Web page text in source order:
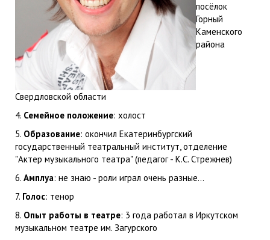
посёлок
Горный
Каменского
района
Свердловской области
4. Семейное положение: холост
5. Образование: окончил Екатеринбургский
государственный театральный институт, отделение
"Актер музыкального театра" (педагог - К.С. Стрежнев)
6. Амплуа: не знаю - роли играл очень разные...
7. Голос: тенор
8. Опыт работы в театре: 3 года работал в Иркутском
музыкальном театре им. Загурского